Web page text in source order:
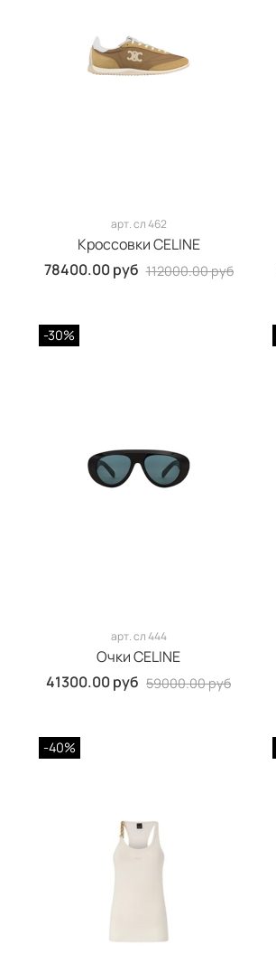
арт.сл 462
Кроссовки CELINE
78400.00 руб 112000.00 руб
-30%
арт.сл 444
Очки CELINE
41300.00 руб 59000.00 руб
-40%